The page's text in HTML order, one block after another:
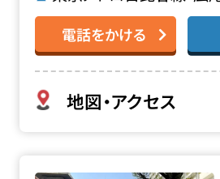
電話をかける
地図・アクセス
長泉寺の詳細へ